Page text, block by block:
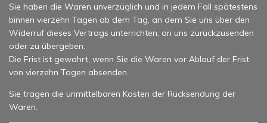
Sie haben die Waren unverzüglich und in jedem Fall spätestens
binnen vierzehn Tagen ab dem Tag, an dem Sie uns über den
Widerruf dieses Vertrags unterrichten, an uns zurückzusenden
oder zu übergeben.
Die Frist ist gewahrt, wenn Sie die Waren vor Ablauf der Frist
von vierzehn Tagen absenden.
Sie tragen die unmittelbaren Kosten der Rücksendung der
Waren.